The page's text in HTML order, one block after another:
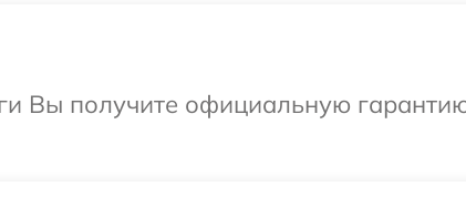
Вы получите официальную